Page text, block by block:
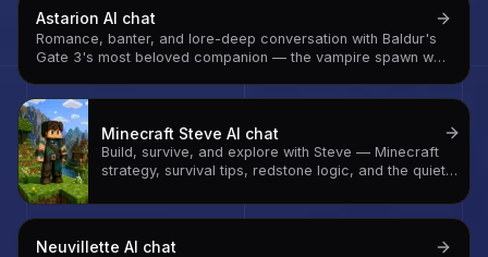
Astarion AI chat
Romance, banter, and lore-deep conversation with Baldur's
Gate 3's most beloved companion — the vampire spawn who
Minecraft Steve AI chat
Build, survive, and explore with Steve — Minecraft
strategy, survival tips, redstone logic, and the quiet
Neuvillette AI chat